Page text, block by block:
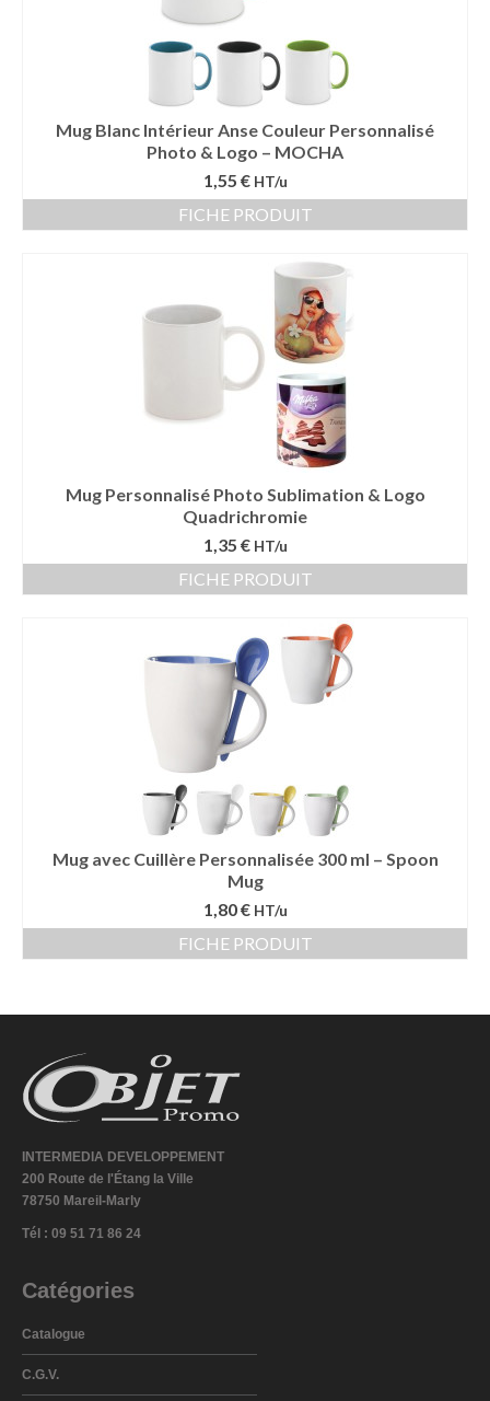
Mug Blanc Intérieur Anse Couleur Personnalisé
Photo & Logo – MOCHA
1,55 € HT/u
FICHE PRODUIT
Mug Personnalisé Photo Sublimation & Logo
Quadrichromie
1,35 € HT/u
FICHE PRODUIT
Mug avec Cuillère Personnalisée 300 ml – Spoon
Mug
1,80 € HT/u
FICHE PRODUIT
INTERMEDIA DEVELOPPEMENT
200 Route de l'Étang la Ville
78750 Mareil-Marly
Tél : 09 51 71 86 24
Catégories
Catalogue
C.G.V.